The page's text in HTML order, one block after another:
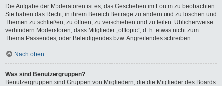
Die Aufgabe der Moderatoren ist es, das Geschehen im Forum zu beobachten.
Sie haben das Recht, in ihrem Bereich Beiträge zu ändern und zu löschen und
Themen zu schließen, zu öffnen, zu verschieben und zu teilen. Üblicherweise
verhindern Moderatoren, dass Mitglieder „offtopic“, d. h. etwas nicht zum
Thema Passendes, oder Beleidigendes bzw. Angreifendes schreiben.
Nach oben
Was sind Benutzergruppen?
Benutzergruppen sind Gruppen von Mitgliedern, die die Mitglieder des Boards